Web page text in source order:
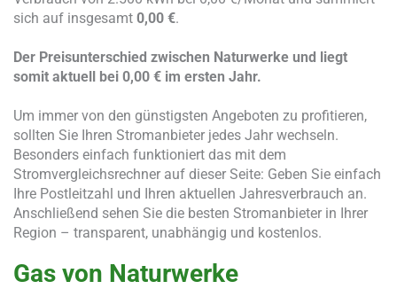
sich auf insgesamt 0,00 €.
Der Preisunterschied zwischen Naturwerke und liegt
somit aktuell bei 0,00 € im ersten Jahr.
Um immer von den günstigsten Angeboten zu profitieren,
sollten Sie Ihren Stromanbieter jedes Jahr wechseln.
Besonders einfach funktioniert das mit dem
Stromvergleichsrechner auf dieser Seite: Geben Sie einfach
Ihre Postleitzahl und Ihren aktuellen Jahresverbrauch an.
Anschließend sehen Sie die besten Stromanbieter in Ihrer
Region – transparent, unabhängig und kostenlos.
Gas von Naturwerke